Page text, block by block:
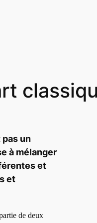
pas un
à mélanger
et
et
de deux